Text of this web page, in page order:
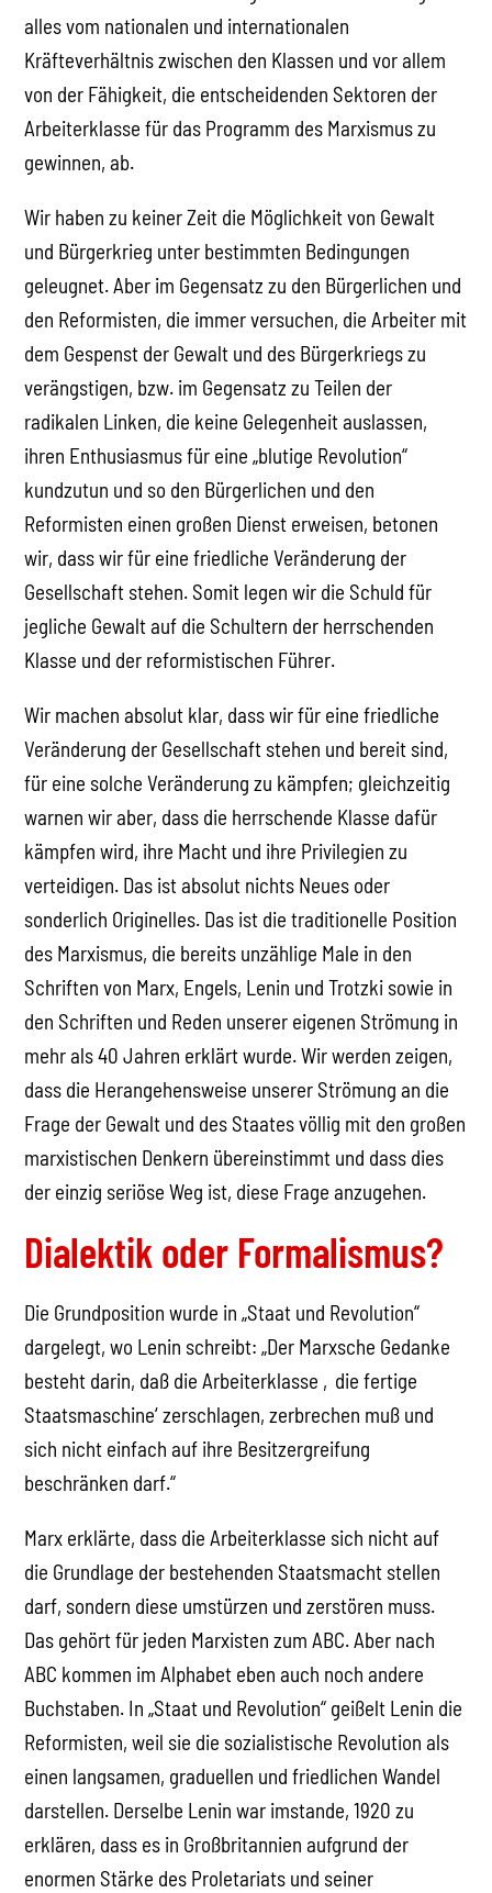
alles vom nationalen und internationalen
Kräfteverhältnis zwischen den Klassen und vor allem
von der Fähigkeit, die entscheidenden Sektoren der
Arbeiterklasse für das Programm des Marxismus zu
gewinnen, ab.
Wir haben zu keiner Zeit die Möglichkeit von Gewalt
und Bürgerkrieg unter bestimmten Bedingungen
geleugnet. Aber im Gegensatz zu den Bürgerlichen und
den Reformisten, die immer versuchen, die Arbeiter mit
dem Gespenst der Gewalt und des Bürgerkriegs zu
verängstigen, bzw. im Gegensatz zu Teilen der
radikalen Linken, die keine Gelegenheit auslassen,
ihren Enthusiasmus für eine „blutige Revolution“
kundzutun und so den Bürgerlichen und den
Reformisten einen großen Dienst erweisen, betonen
wir, dass wir für eine friedliche Veränderung der
Gesellschaft stehen. Somit legen wir die Schuld für
jegliche Gewalt auf die Schultern der herrschenden
Klasse und der reformistischen Führer.
Wir machen absolut klar, dass wir für eine friedliche
Veränderung der Gesellschaft stehen und bereit sind,
für eine solche Veränderung zu kämpfen; gleichzeitig
warnen wir aber, dass die herrschende Klasse dafür
kämpfen wird, ihre Macht und ihre Privilegien zu
verteidigen. Das ist absolut nichts Neues oder
sonderlich Originelles. Das ist die traditionelle Position
des Marxismus, die bereits unzählige Male in den
Schriften von Marx, Engels, Lenin und Trotzki sowie in
den Schriften und Reden unserer eigenen Strömung in
mehr als 40 Jahren erklärt wurde. Wir werden zeigen,
dass die Herangehensweise unserer Strömung an die
Frage der Gewalt und des Staates völlig mit den großen
marxistischen Denkern übereinstimmt und dass dies
der einzig seriöse Weg ist, diese Frage anzugehen.
Dialektik oder Formalismus?
Die Grundposition wurde in „Staat und Revolution“
dargelegt, wo Lenin schreibt: „Der Marxsche Gedanke
besteht darin, daß die Arbeiterklasse ‚die fertige
Staatsmaschine‘ zerschlagen, zerbrechen muß und
sich nicht einfach auf ihre Besitzergreifung
beschränken darf.“
Marx erklärte, dass die Arbeiterklasse sich nicht auf
die Grundlage der bestehenden Staatsmacht stellen
darf, sondern diese umstürzen und zerstören muss.
Das gehört für jeden Marxisten zum ABC. Aber nach
ABC kommen im Alphabet eben auch noch andere
Buchstaben. In „Staat und Revolution“ geißelt Lenin die
Reformisten, weil sie die sozialistische Revolution als
einen langsamen, graduellen und friedlichen Wandel
darstellen. Derselbe Lenin war imstande, 1920 zu
erklären, dass es in Großbritannien aufgrund der
enormen Stärke des Proletariats und seiner